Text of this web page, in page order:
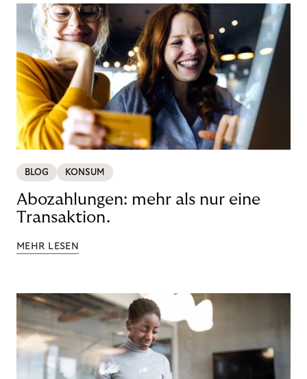
BLOG KONSUM
Abozahlungen: mehr als nur eine
Transaktion.
MEHR LESEN